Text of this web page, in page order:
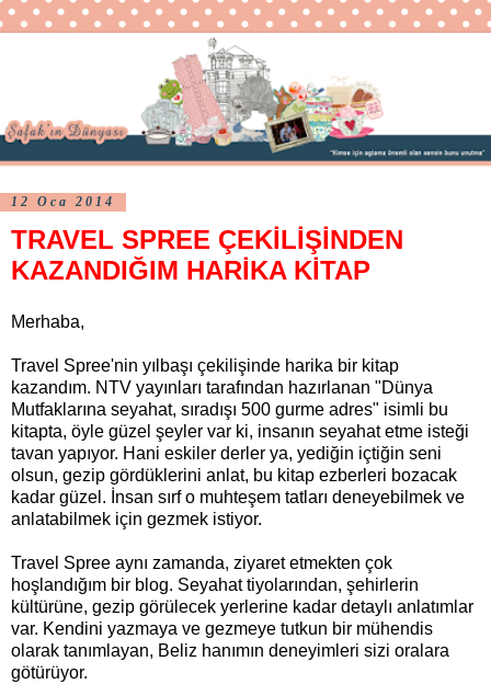
12 Oca 2014
TRAVEL SPREE ÇEKİLİŞİNDEN
KAZANDIĞIM HARİKA KİTAP
Merhaba,
Travel Spree'nin yılbaşı çekilişinde harika bir kitap
kazandım. NTV yayınları tarafından hazırlanan "Dünya
Mutfaklarına seyahat, sıradışı 500 gurme adres" isimli bu
kitapta, öyle güzel şeyler var ki, insanın seyahat etme isteği
tavan yapıyor. Hani eskiler derler ya, yediğin içtiğin seni
olsun, gezip gördüklerini anlat, bu kitap ezberleri bozacak
kadar güzel. İnsan sırf o muhteşem tatları deneyebilmek ve
anlatabilmek için gezmek istiyor.
Travel Spree aynı zamanda, ziyaret etmekten çok
hoşlandığım bir blog. Seyahat tiyolarından, şehirlerin
kültürüne, gezip görülecek yerlerine kadar detaylı anlatımlar
var. Kendini yazmaya ve gezmeye tutkun bir mühendis
olarak tanımlayan, Beliz hanımın deneyimleri sizi oralara
götürüyor.